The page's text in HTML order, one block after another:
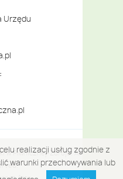
Urzędu
w Piwnicznej-Zdroju. All
realizacji usług zgodnie z
warunki przechowywania lub